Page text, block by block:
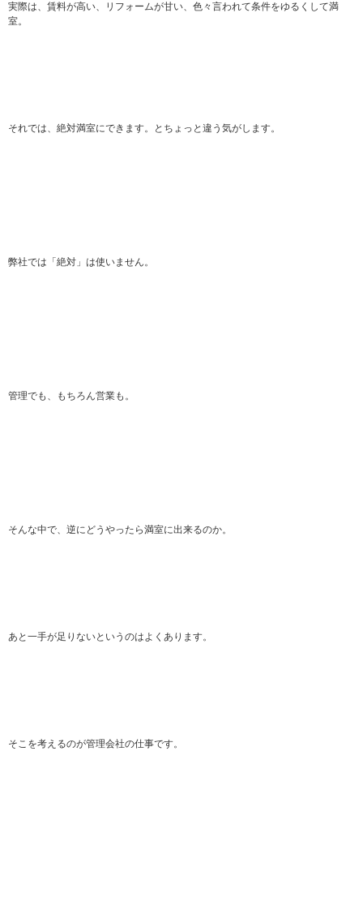
実際は、賃料が高い、リフォームが甘い、色々言われて条件をゆるくして満
室。
それでは、絶対満室にできます。とちょっと違う気がします。
弊社では「絶対」は使いません。
管理でも、もちろん営業も。
そんな中で、逆にどうやったら満室に出来るのか。
あと一手が足りないというのはよくあります。
そこを考えるのが管理会社の仕事です。